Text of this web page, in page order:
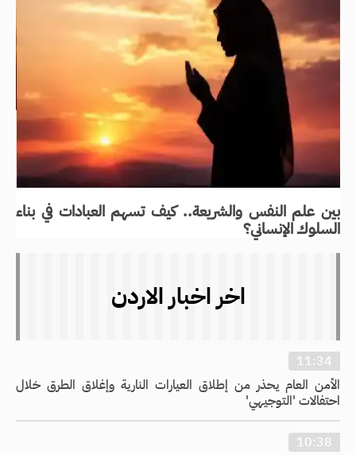
بين علم النفس والشريعة.. كيف تسهم العبادات في بناء
السلوك الإنساني؟
اخر اخبار الاردن
11:34
الأمن العام يحذر من إطلاق العيارات النارية وإغلاق الطرق خلال
احتفالات 'التوجيهي'
10:38